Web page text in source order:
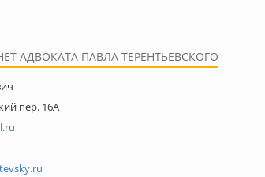
АДВОКАТА ПАВЛА ТЕРЕНТЬЕВСКОГО
пер. 16А